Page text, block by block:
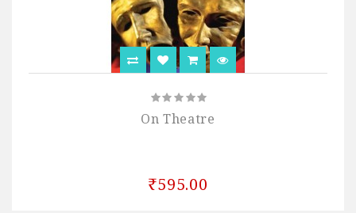
On Theatre
₹595.00